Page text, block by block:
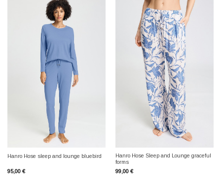
Hanro Hose sleep and lounge bluebird
95,00 €
Hanro Hose Sleep and Lounge graceful
forms
99,00 €